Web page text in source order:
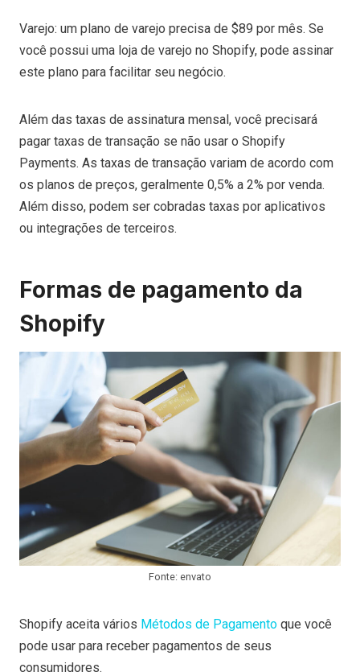
Varejo: um plano de varejo precisa de $89 por mês. Se
você possui uma loja de varejo no Shopify, pode assinar
este plano para facilitar seu negócio.
Além das taxas de assinatura mensal, você precisará
pagar taxas de transação se não usar o Shopify
Payments. As taxas de transação variam de acordo com
os planos de preços, geralmente 0,5% a 2% por venda.
Além disso, podem ser cobradas taxas por aplicativos
ou integrações de terceiros.
Formas de pagamento da
Shopify
Fonte: envato
Shopify aceita vários Métodos de Pagamento que você
pode usar para receber pagamentos de seus
consumidores.